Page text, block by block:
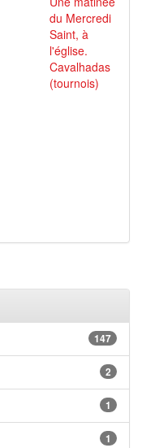
du Mercredi
Saint, à
l'église.
Cavalhadas
(tournois)
147
2
1
1